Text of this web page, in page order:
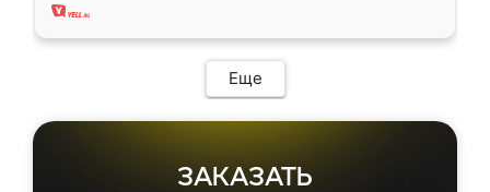
Еще
ЗАКАЗАТЬ